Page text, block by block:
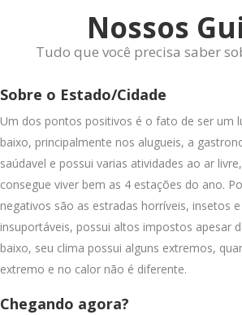
Nossos
Tudo que você precisa saber
Sobre o Estado/Cidade
Um dos pontos positivos é o fato de ser um
baixo, principalmente nos alugueis, a
saúdavel e possui varias atividades ao ar
consegue viver bem as 4 estações do ano.
negativos são as estradas horríveis, insetos
insuportáveis, possui altos impostos apesar
baixo, seu clima possui alguns extremos,
extremo e no calor não é diferente.
Chegando agora?